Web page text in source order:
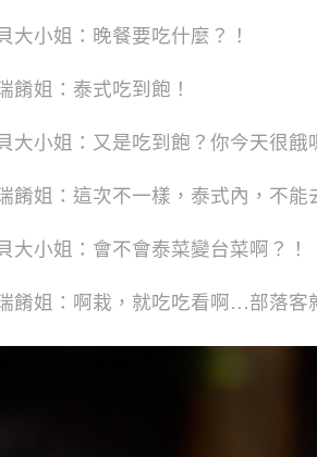
大小姐：晚餐要吃什麼？！
餚姐：泰式吃到飽！
大小姐：又是吃到飽？你今天很餓
餚姐：這次不一樣，泰式內，不
大小姐：會不會泰菜變台菜啊？！
餚姐：啊栽，就吃吃看啊…部落客